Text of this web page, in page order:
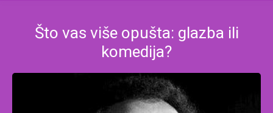
Što vas više opušta: glazba ili
komedija?